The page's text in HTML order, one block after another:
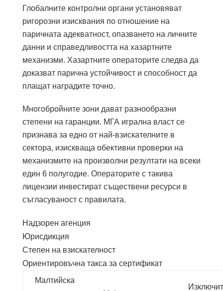
Глобалните контролни органи установяват
ригорозни изисквания по отношение на
паричната адекватност, опазването на личните
данни и справедливостта на хазартните
механизми. Хазартните операторите следва да
доказват парична устойчивост и способност да
плащат наградите точно.
Многобройните зони дават разнообразни
степени на гаранции. МГА игрална власт се
признава за едно от най-взискателните в
сектора, изискваща обективни проверки на
механизмите на произволни резултати на всеки
един 6 полугодие. Операторите с такива
лицензии инвестират съществени ресурси в
съгласуваност с правилата.
Надзорен агенция
Юрисдикция
Степен на взискателност
Ориентировъчна такса за сертификат
Малтийска